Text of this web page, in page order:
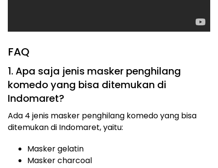
FAQ
1. Apa saja jenis masker penghilang
komedo yang bisa ditemukan di
Indomaret?
Ada 4 jenis masker penghilang komedo yang bisa
ditemukan di Indomaret, yaitu:
Masker gelatin
Masker charcoal